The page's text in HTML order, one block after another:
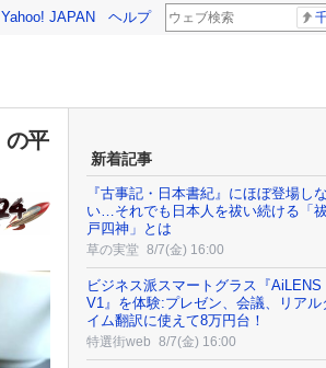
Yahoo! JAPAN ヘルプ
の平
新着記事
『古事記・日本書紀』にほぼ登場しな
い…それでも日本人を祓い続ける「
戸四神」とは
草の実堂 8/7(金) 16:00
ビジネス派スマートグラス『AiLENS
V1』を体験:プレゼン、会議、リアル
イム翻訳に使えて8万円台！
特選街web 8/7(金) 16:00